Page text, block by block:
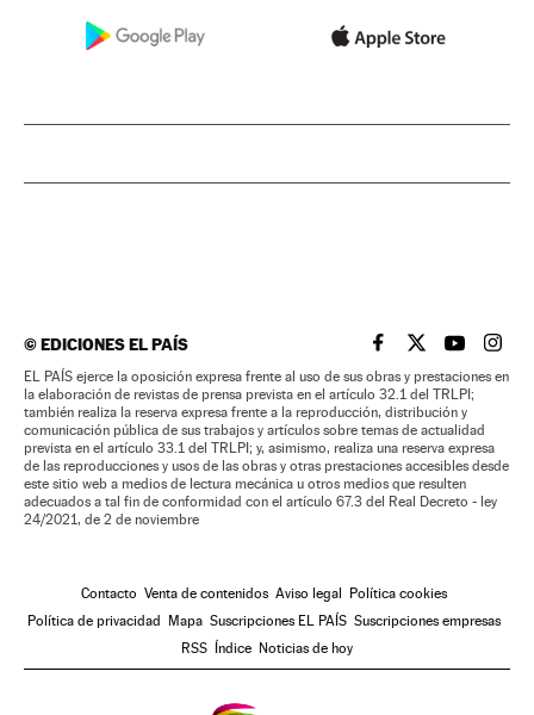
©EDICIONES EL PAÍS EL PAÍS BRASIL EN
EL PAÍSEL PAÍS
EL
EL PAÍS ejerce la oposición expresa frente al uso de sus obras y prestaciones en
la elaboración de revistas de prensa prevista en el artículo 32.1 del TRLPI;
también realiza la reserva expresa frente a la reproducción, distribución y
comunicación pública de sus trabajos y artículos sobre temas de actualidad
prevista en el artículo 33.1 del TRLPI; y, asimismo, realiza una reserva expresa
de las reproducciones y usos de las obras y otras prestaciones accesibles desde
este sitio web a medios de lectura mecánica u otros medios que resulten
adecuados a tal fin de conformidad con el artículo 67.3 del Real Decreto - ley
24/2021, de 2 de noviembre
Contacto Venta de contenidos Aviso legal Política cookies
Política de privacidad Mapa Suscripciones EL PAÍS Suscripciones empresas
RSS Índice Noticias de hoy